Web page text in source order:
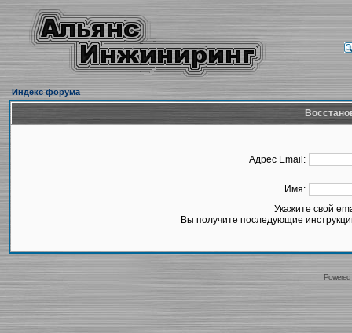
Индекс форума
Адрес Email:
Имя:
Укажите свой
Вы получите последующие